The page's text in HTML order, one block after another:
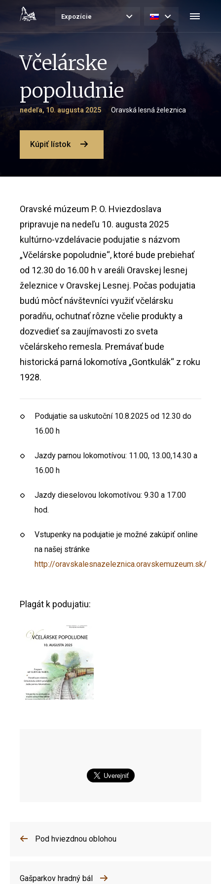
Expozície
Včelárske
popoludnie
nedeľa, 10. augusta 2025 Oravská lesná železnica
Kúpiť lístok
Oravské múzeum P. O. Hviezdoslava
pripravuje na nedeľu 10. augusta 2025
kultúrno-vzdelávacie podujatie s názvom
„Včelárske popoludnie“, ktoré bude prebiehať
od 12.30 do 16.00 h v areáli Oravskej lesnej
železnice v Oravskej Lesnej. Počas podujatia
budú môcť návštevníci využiť včelársku
poradňu, ochutnať rôzne včelie produkty a
dozvedieť sa zaujímavosti zo sveta
včelárskeho remesla. Premávať bude
historická parná lokomotíva „Gontkulák“ z roku
1928.
Podujatie sa uskutoční 10.8.2025 od 12.30 do
16.00 h
Jazdy parnou lokomotívou: 11.00, 13.00,14.30 a
16.00 h
Jazdy dieselovou lokomotívou: 9.30 a 17.00
hod.
Vstupenky na podujatie je možné zakúpiť online
na našej stránke
http://oravskalesnazeleznica.oravskemuzeum.sk/
Plagát k podujatiu:
Pod hviezdnou oblohou
Gašparkov hradný bál